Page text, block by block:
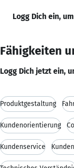
Logg Dich ein,
Fähigkeiten
Logg Dich jetzt ein,
Produktgestaltung
Kundenorientierung
Kundenservice